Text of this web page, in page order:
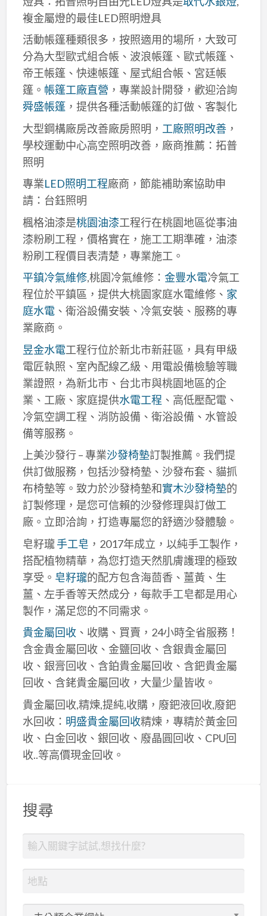
複金屬燈的最佳LED照明燈具
活動帳篷種類很多，按照適用的場所，大致可
分為大型歐式組合帳、波浪帳篷、歐式帳篷、
帝王帳篷、快速帳篷、屋式組合帳、宮廷帳
篷。 帳篷工廠直營 ，專業設計開發，歡迎洽詢
舜盛帳篷，提供各種活動帳篷的訂做、客製化
大型鋼構廠房改善廠房照明， 工廠照明改善，
學校運動中心高空照明改善，廠商推薦：拓普
照明
專業LED照明工程廠商，節能補助案協助申
請：台鈺照明
楓格油漆是桃園油漆工程行在桃園地區從事油
漆粉刷工程，價格實在，施工工期準確，油漆
粉刷工程價目表清楚，專業施工。
平鎮冷氣維修,桃園冷氣維修： 金豐水電冷氣工
程位於平鎮區，提供大桃園家庭水電維修、 家
庭水電、衛浴設備安裝、冷氣安裝、服務的專
業廠商。
昱金水電工程行位於新北市新莊區，具有甲級
電匠執照、室內配線乙級、用電設備檢驗等職
業證照，為新北市、台北市與桃園地區的企
業、工廠、家庭提供水電工程 、高低壓配電、
冷氣空調工程、消防設備、衛浴設備、水管設
備等服務。
上美沙發行 – 專業沙發椅墊訂製推薦。我們提
供訂做服務，包括沙發椅墊、沙發布套、貓抓
布椅墊等。致力於沙發椅墊和實木沙發椅墊的
訂製修理，是您可信賴的沙發修理與訂做工
廠。立即洽詢，打造專屬您的舒適沙發體驗。
皂籽瓏手工皂 ，2017年成立，以純手工製作，
搭配植物精華，為您打造天然肌膚護理的極致
享受。 皂籽瓏的配方包含海茴香、薑黃、生
薑、左手香等天然成分，每款手工皂都是用心
製作，滿足您的不同需求。
貴金屬回收、收購、買賣，24小時全省服務！
含金貴金屬回收、金鹽回收、含銀貴金屬回
收、銀膏回收、含鉑貴金屬回收、含鈀貴金屬
回收、含銠貴金屬回收，大量少量皆收。
貴金屬回收,精煉,提純,收購，廢鈀液回收,廢鈀
水回收： 明盛貴金屬回收精煉，專精於黃金回
收、白金回收、銀回收、廢晶圓回收、CPU回
收..等高價現金回收。
搜尋